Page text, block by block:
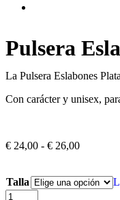
Pulsera
La Pulsera Eslabones
Con carácter y unisex,
€ 24,00 - € 26,00
Talla